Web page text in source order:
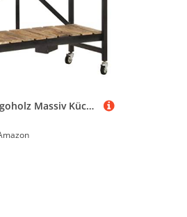
vidaXL Mangoholz Massiv Küchenwagen Klappbar Servierwagen Rollwagen Beistellwagen Haushaltwagen Küchentrolley Küchenregal 87x36x81cm